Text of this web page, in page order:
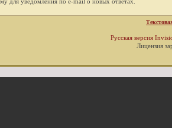
Русская версия
Лицензия